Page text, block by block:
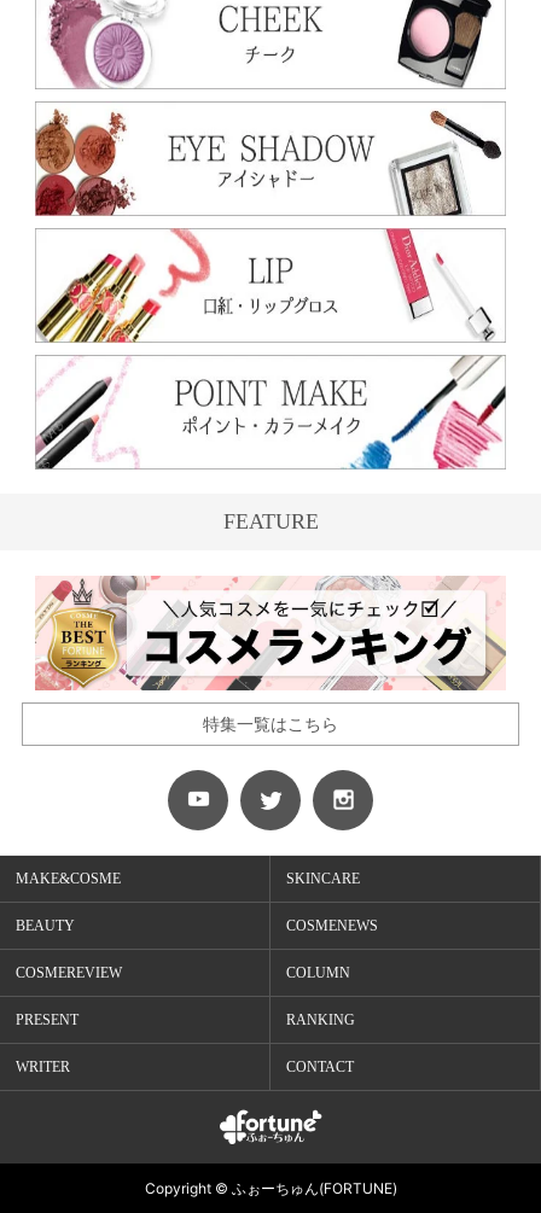
FEATURE
特集一覧はこちら
MAKE&COSME SKINCARE
BEAUTY COSMENEWS
COSMEREVIEW COLUMN
PRESENT RANKING
WRITER CONTACT
Copyright © ふぉーちゅん(FORTUNE)